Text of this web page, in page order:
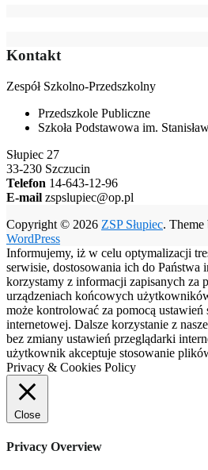
Kontakt
Zespół Szkolno-Przedszkolny
Przedszkole Publiczne
Szkoła Podstawowa im.
Słupiec 27
33-230 Szczucin
Telefon 14-643-12-96
E-mail zspslupiec@op.pl
Copyright © 2026 ZSP Słupiec. Theme
WordPress
Informujemy, iż w celu optymalizacji
serwisie, dostosowania ich do
korzystamy z informacji zapisanych za
urządzeniach końcowych
może kontrolować za pomocą
internetowej. Dalsze korzystanie z
bez zmiany ustawień przeglądarki
użytkownik akceptuje stosowanie
Privacy & Cookies Policy
Close
Privacy Overview